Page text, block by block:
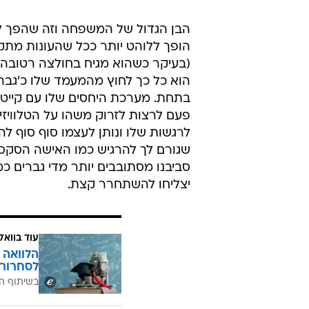
הבן הגדול של המשפחה וזה שהפך
הופך ללוהט יותר ככל שהעונות
(בעיקר כשהוא מגיח בחולצה
הוא כל כך לחוץ מהמעמד שלו
בתחת. מערכת היחסים שלו עם קייט
פעם לרצות לזרוק משהו על
לרגשות שלו ונותן לעצמו סוף סוף
שגורם לך להרגיש כמו האישה
סביבנו מסתובבים יותר מדי גברים
יצליחו להשתחרר קצת.
עוד
בשיתוף